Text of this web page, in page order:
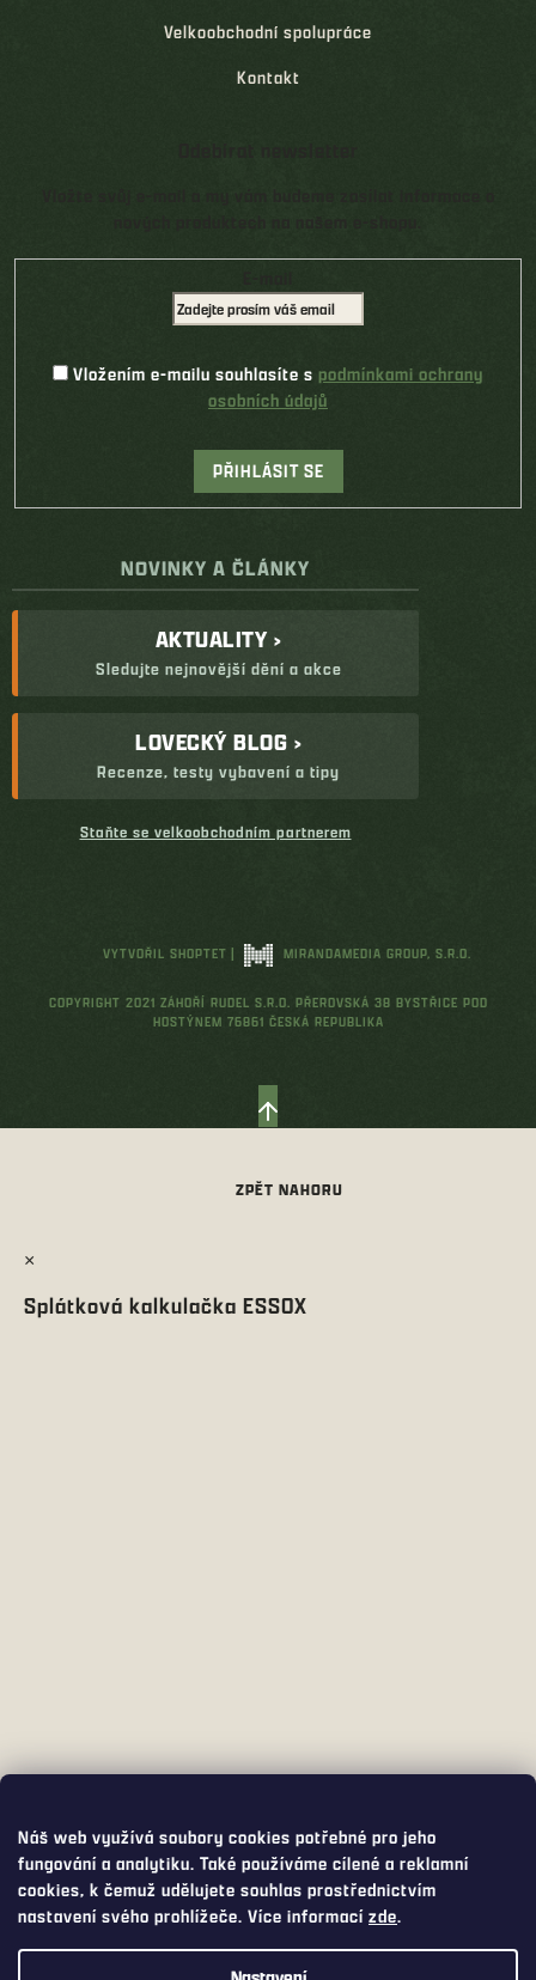
Náš web využívá soubory cookies potřebné pro jeho
fungování a analytiku. Také používáme cílené a reklamní
cookies, k čemuž udělujete souhlas prostřednictvím
nastavení svého prohlížeče. Více informacízde.
Velkoobchodní spolupráce
Kontakt
Vložením e-mailu souhlasíte s podmínkami ochrany
osobních údajů
PŘIHLÁSIT SE
NOVINKY A ČLÁNKY
AKTUALITY ›
Sledujte nejnovější dění a akce
LOVECKÝ BLOG ›
Recenze, testy vybavení a tipy
Staňte se velkoobchodním partnerem
VYTVOŘIL SHOPTET | MIRANDAMEDIA GROUP, S.R.O.
COPYRIGHT 2021 ZÁHOŘÍ RUDEL S.R.O. PŘEROVSKÁ 38 BYSTŘICE POD
HOSTÝNEM 76861 ČESKÁ REPUBLIKA
×
Splátková kalkulačka ESSOX